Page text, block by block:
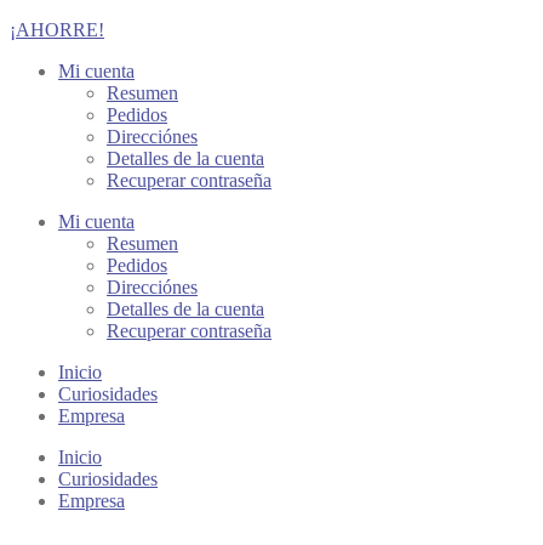
¡AHORRE!
Mi cuenta
Resumen
Pedidos
Direcciónes
Detalles de la cuenta
Recuperar contraseña
Mi cuenta
Resumen
Pedidos
Direcciónes
Detalles de la cuenta
Recuperar contraseña
Inicio
Curiosidades
Empresa
Inicio
Curiosidades
Empresa